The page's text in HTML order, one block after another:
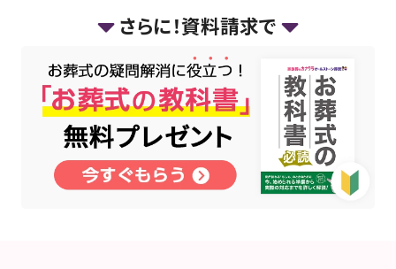
さらに！資料請求で